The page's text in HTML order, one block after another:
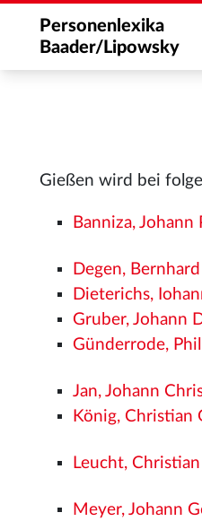
Personenlexika
Baader/Lipowsky
Gießen wird bei
Banniza,
Degen,
Dieterichs,
Gruber, Johann
Günderrode,
Jan, Johann
König, Christian
Leucht,
Meyer, Johann